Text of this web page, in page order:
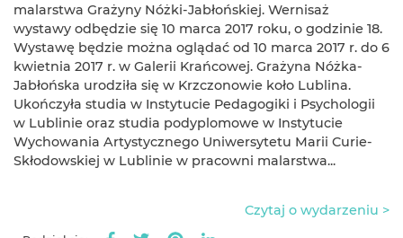
malarstwa Grażyny Nóżki-Jabłońskiej​. Wernisaż
wystawy odbędzie się 10 marca 2017 roku, o godzinie 18.
Wystawę będzie można oglądać od 10 marca 2017 r. do 6
kwietnia 2017 r. w Galerii Krańcowej. Grażyna Nóżka-
Jabłońska urodziła się w Krzczonowie koło Lublina.
Ukończyła studia w Instytucie Pedagogiki i Psychologii
w Lublinie oraz studia podyplomowe w Instytucie
Wychowania Artystycznego Uniwersytetu Marii Curie-
Skłodowskiej w Lublinie w pracowni malarstwa...
Czytaj o wydarzeniu >